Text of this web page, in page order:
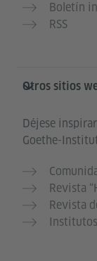
Boletín
RSS
Otros sitios
Déjese
Goethe-
Revista
Revista